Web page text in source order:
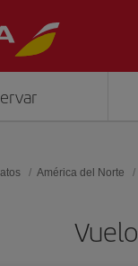
América del Norte